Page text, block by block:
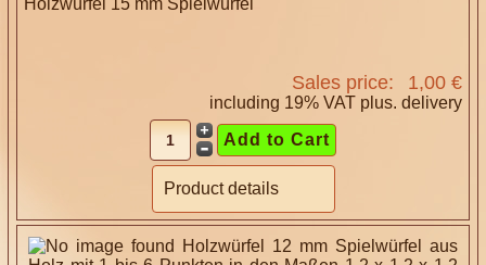
Holzwürfel 15 mm Spielwürfel
Sales price: 1,00 €
including 19% VAT plus. delivery
Product details